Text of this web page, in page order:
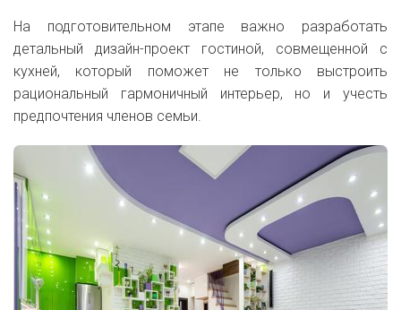
На подготовительном этапе важно разработать
детальный дизайн-проект гостиной, совмещенной с
кухней, который поможет не только выстроить
рациональный гармоничный интерьер, но и учесть
предпочтения членов семьи.